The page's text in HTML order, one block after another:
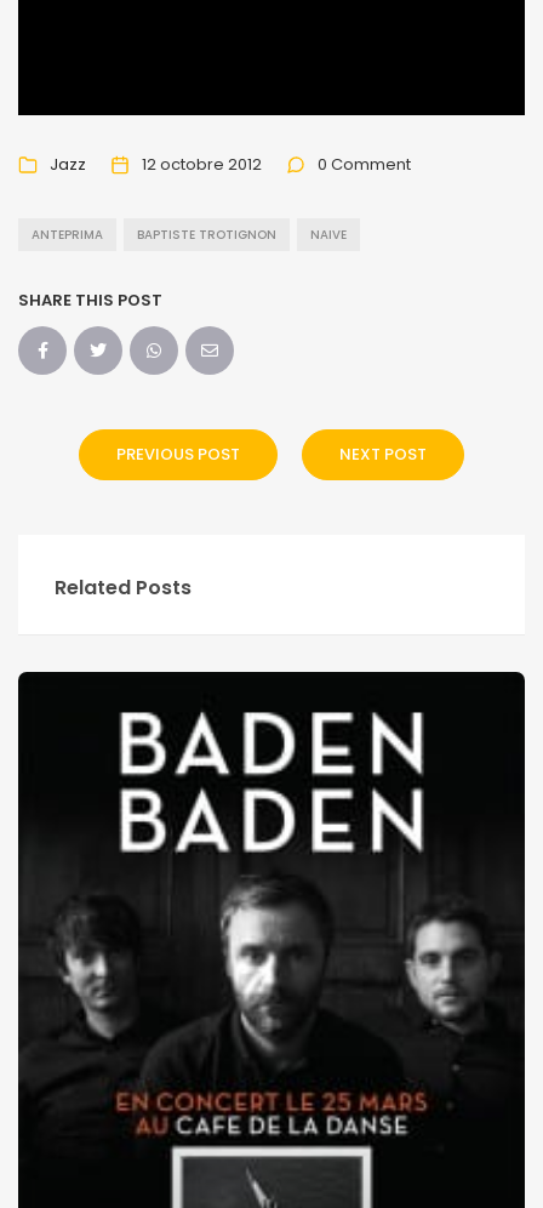
Jazz 12 octobre 2012 0 Comment
ANTEPRIMA BAPTISTE TROTIGNON NAIVE
SHARE THIS POST
PREVIOUS POST NEXT POST
Related Posts